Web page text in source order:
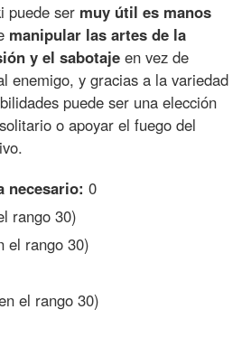
puede ser muy útil es manos
manipular las artes de la
y el sabotaje en vez de
enemigo, y gracias a la variedad
puede ser una elección
o apoyar el fuego del
necesario: 0
rango 30)
el rango 30)
el rango 30)